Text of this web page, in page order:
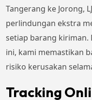
Tangerang ke Jorong,
perlindungan ekstra
setiap barang kiriman.
ini, kami memastikan
risiko kerusakan
Tracking